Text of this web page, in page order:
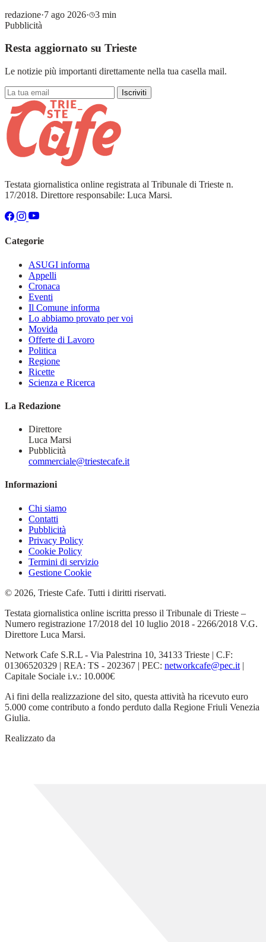
redazione·7 ago 2026·
3 min
Pubblicità
Resta aggiornato su Trieste
Le notizie più importanti direttamente nella tua casella mail.
Iscriviti
Testata giornalistica online registrata al Tribunale di Trieste n.
17/2018. Direttore responsabile: Luca Marsi.
Categorie
ASUGI informa
Appelli
Cronaca
Eventi
Il Comune informa
Lo abbiamo provato per voi
Movida
Offerte di Lavoro
Politica
Regione
Ricette
Scienza e Ricerca
La Redazione
Direttore
Luca Marsi
Pubblicità
commerciale@triestecafe.it
Informazioni
Chi siamo
Contatti
Pubblicità
Privacy Policy
Cookie Policy
Termini di servizio
Gestione Cookie
© 2026, Trieste Cafe. Tutti i diritti riservati.
Testata giornalistica online iscritta presso il Tribunale di Trieste –
Numero registrazione 17/2018 del 10 luglio 2018 - 2266/2018 V.G.
Direttore Luca Marsi.
Network Cafe S.R.L - Via Palestrina 10, 34133 Trieste | C.F:
01306520329 | REA: TS - 202367 | PEC: networkcafe@pec.it |
Capitale Sociale i.v.: 10.000€
Ai fini della realizzazione del sito, questa attività ha ricevuto euro
5.000 come contributo a fondo perduto dalla Regione Friuli Venezia
Giulia.
Realizzato da